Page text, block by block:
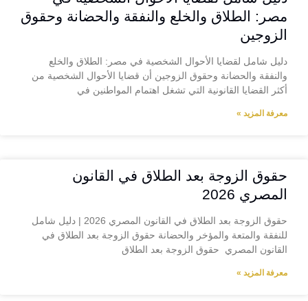
مصر: الطلاق والخلع والنفقة والحضانة وحقوق
الزوجين
دليل شامل لقضايا الأحوال الشخصية في مصر: الطلاق والخلع
والنفقة والحضانة وحقوق الزوجين أن قضايا الأحوال الشخصية من
أكثر القضايا القانونية التي تشغل اهتمام المواطنين في
معرفة المزيد »
حقوق الزوجة بعد الطلاق في القانون
المصري 2026
حقوق الزوجة بعد الطلاق في القانون المصري 2026 | دليل شامل
للنفقة والمتعة والمؤخر والحضانة حقوق الزوجة بعد الطلاق في
القانون المصري حقوق الزوجة بعد الطلاق
معرفة المزيد »